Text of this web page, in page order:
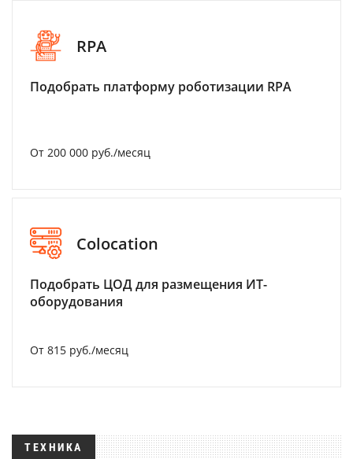
RPA
Подобрать платформу роботизации RPA
От 200 000 руб./месяц
Colocation
Подобрать ЦОД для размещения ИТ-
оборудования
От 815 руб./месяц
ТЕХНИКА